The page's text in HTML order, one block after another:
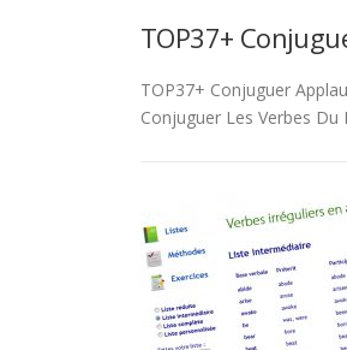
TOP37+
TOP37+ Conjuguer
Conjuguer Les Verbes